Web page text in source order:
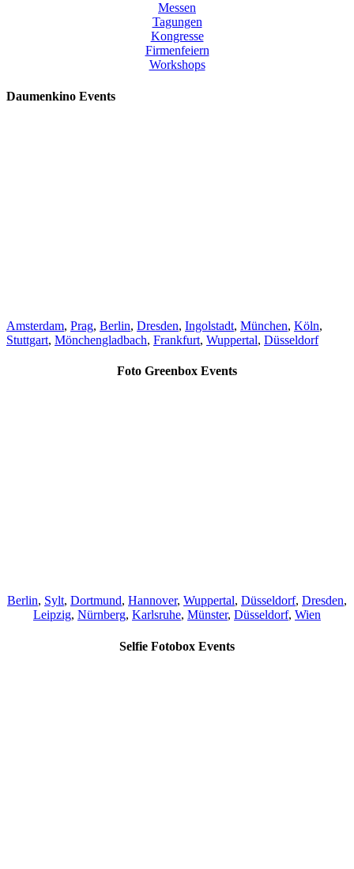
Messen
Tagungen
Kongresse
Firmenfeiern
Workshops
Daumenkino Events
Amsterdam, Prag, Berlin, Dresden, Ingolstadt, München, Köln,
Stuttgart, Mönchengladbach, Frankfurt, Wuppertal, Düsseldorf
Foto Greenbox Events
Berlin, Sylt, Dortmund, Hannover, Wuppertal, Düsseldorf, Dresden,
Leipzig, Nürnberg, Karlsruhe, Münster, Düsseldorf, Wien
Selfie Fotobox Events